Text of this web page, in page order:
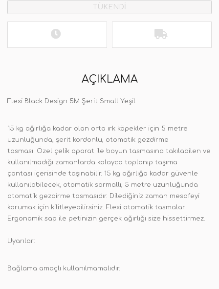
TÜKENDİ
AÇIKLAMA
Flexi Black Design 5M Şerit Small Yeşil
15 kg ağırlığa kadar olan orta ırk köpekler için 5 metre
uzunluğunda, şerit kordonlu, otomatik gezdirme
tasması. Özel çelik aparat ile boyun tasmasına takılabilen ve
kullanılmadığı zamanlarda kolayca toplanıp taşıma
çantası içerisinde taşınabilir. 15 kg ağırlığa kadar güvenle
kullanılabilecek, otomatik sarmallı, 5 metre uzunluğunda
otomatik gezdirme tasmasıdır. Dilediğiniz zaman mesafeyi
korumak için kilitleyebilirsiniz. Flexi otomatik tasmalar
Ergonomik sap ile petinizin gerçek ağırlığı size hissettirmez.
Uyarılar:
Bağlama amaçlı kullanılmamalıdır.